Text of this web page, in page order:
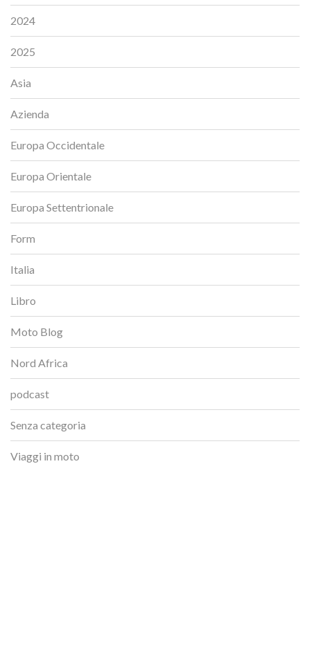
2024
2025
Asia
Azienda
Europa Occidentale
Europa Orientale
Europa Settentrionale
Form
Italia
Libro
Moto Blog
Nord Africa
podcast
Senza categoria
Viaggi in moto